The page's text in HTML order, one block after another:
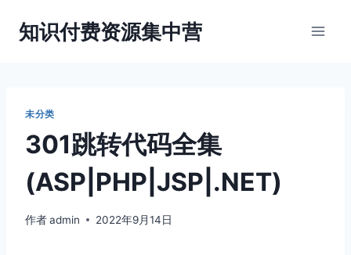
知识付费资源集中营
未分类
301跳转代码全集
(ASP|PHP|JSP|.NET)
作者admin 2022年9月14日